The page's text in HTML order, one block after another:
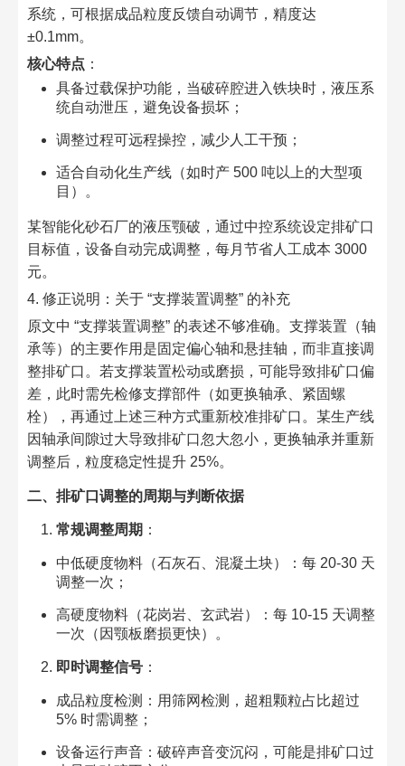
系统，可根据成品粒度反馈自动调节，精度达
±0.1mm。​
核心特点 ：​
具备过载保护功能，当破碎腔进入铁块时，液压系
统自动泄压，避免设备损坏；​
调整过程可远程操控，减少人工干预；​
适合自动化生产线（如时产 500 吨以上的大型项
目）。​
某智能化砂石厂的液压颚破，通过中控系统设定排矿口
目标值，设备自动完成调整，每月节省人工成本 3000
元。​
4. 修正说明：关于 “支撑装置调整” 的补充​
原文中 “支撑装置调整” 的表述不够准确。支撑装置（轴
承等）的主要作用是固定偏心轴和悬挂轴，而非直接调
整排矿口。若支撑装置松动或磨损，可能导致排矿口偏
差，此时需先检修支撑部件（如更换轴承、紧固螺
栓），再通过上述三种方式重新校准排矿口。某生产线
因轴承间隙过大导致排矿口忽大忽小，更换轴承并重新
调整后，粒度稳定性提升 25%。​
二、排矿口调整的周期与判断依据​
常规调整周期 ：​
中低硬度物料（石灰石、混凝土块）：每 20-30 天
调整一次；​
高硬度物料（花岗岩、玄武岩）：每 10-15 天调整
一次（因颚板磨损更快）。​
即时调整信号：​
成品粒度检测：用筛网检测，超粗颗粒占比超过
5% 时需调整；​
设备运行声音：破碎声音变沉闷，可能是排矿口过